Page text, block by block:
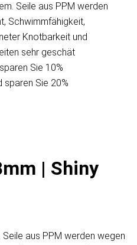
Seile aus PPM werden
Schwimmfähigkeit,
Knotbarkeit und
sehr geschät
Sie 10%
sparen Sie 20%
| Shiny
aus PPM werden wegen